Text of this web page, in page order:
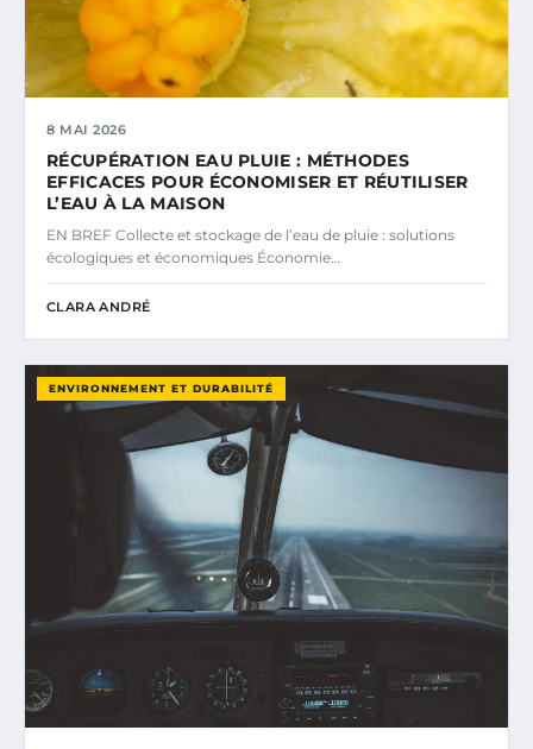
8 MAI 2026
RÉCUPÉRATION EAU PLUIE : MÉTHODES
EFFICACES POUR ÉCONOMISER ET RÉUTILISER
L’EAU À LA MAISON
EN BREF Collecte et stockage de l’eau de pluie : solutions
écologiques et économiques Économie…
CLARA ANDRÉ
ENVIRONNEMENT ET DURABILITÉ